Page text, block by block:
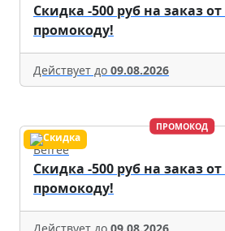
Скидка -500 руб на заказ от
промокоду!
Действует до 09.08.2026
ПРОМОКОД
Befree
Скидка -500 руб на заказ от
промокоду!